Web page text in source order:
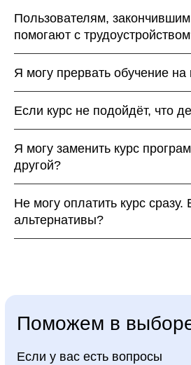
Пользователям, закончившим
помогают с
Я могу прервать обучение на
Если курс не подойдёт, что
Я могу заменить курс
другой?
Не могу оплатить курс сразу.
альтернативы?
Поможем в
Если у вас есть вопросы
Общее образование
Бесплатные мини-курсы, гайды и
обучение с
Всё это тут —
с наставником! Всё это тут —
и скидки на обучение
с наставником! Всё это тут —